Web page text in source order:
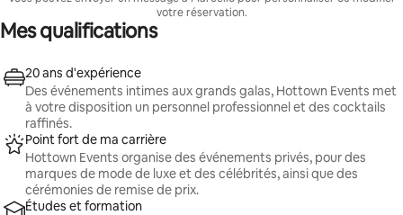
votre événement, ainsi que de la sélection de cocktails
que vous aurez choisie. Contactez-nous pour finaliser
les détails !
votre réservation.
Mes qualifications
20 ans d'expérience
Des événements intimes aux grands galas, Hottown Events met
à votre disposition un personnel professionnel et des cocktails
raffinés.
Point fort de ma carrière
Hottown Events organise des événements privés, pour des
marques de mode de luxe et des célébrités, ainsi que des
cérémonies de remise de prix.
Études et formation